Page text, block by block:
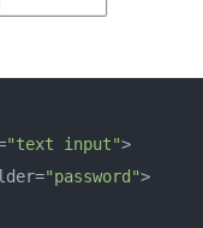
"text input">
"password">